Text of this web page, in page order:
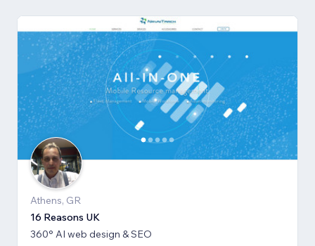
Athens, GR
16 Reasons UK
360° AI web design & SEO